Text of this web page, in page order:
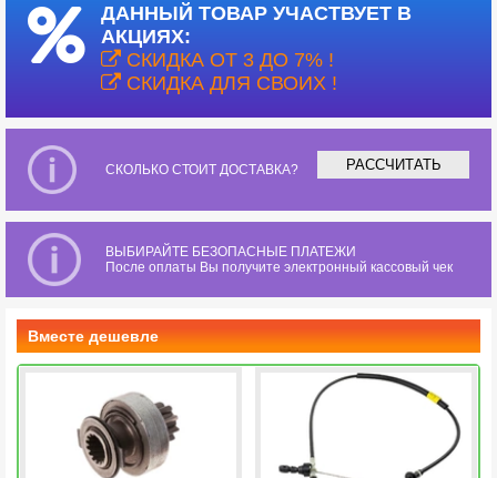
ДАННЫЙ ТОВАР УЧАСТВУЕТ В
АКЦИЯХ:
СКИДКА ОТ 3 ДО 7% !
СКИДКА ДЛЯ СВОИХ !
СКОЛЬКО СТОИТ ДОСТАВКА? РАССЧИТАТЬ
ВЫБИРАЙТЕ БЕЗОПАСНЫЕ ПЛАТЕЖИ
После оплаты Вы получите электронный кассовый чек
Вместе дешевле